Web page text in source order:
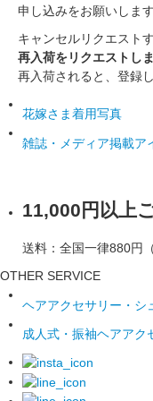
申し込みをお願いします
キャンセルリクエスト
再入荷をリクエストし
再入荷されると、登録
花嫁さま着用写真
雑誌・メディア掲載ア
11,000円以上
送料：全国一律880円
OTHER SERVICE
ヘアアクセサリー・シ
成人式・振袖ヘアアク